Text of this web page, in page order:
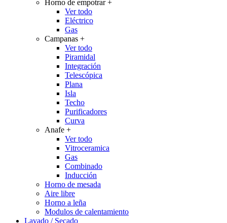
Horno de empotrar+
Ver todo
Eléctrico
Gas
Campanas +
Ver todo
Piramidal
Integración
Telescópica
Plana
Isla
Techo
Purificadores
Curva
Anafe +
Ver todo
Vitroceramica
Gas
Combinado
Inducción
Horno de mesada
Aire libre
Horno a leña
Modulos de calentamiento
Lavado / Secado